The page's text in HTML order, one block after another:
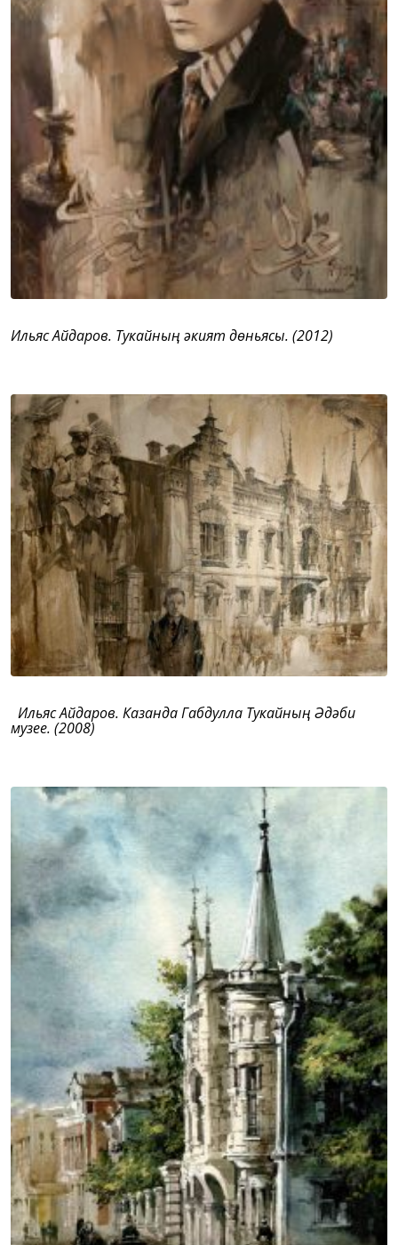
Ильяс Айдаров. Тукайның әкият дөньясы. (2012)
Ильяс Айдаров. Казанда Габдулла Тукайның Әдәби
музее. (2008)